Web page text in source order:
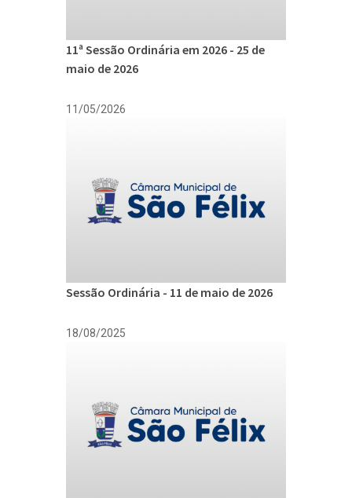
11ª Sessão Ordinária em 2026 - 25 de
maio de 2026
11/05/2026
Sessão Ordinária - 11 de maio de 2026
18/08/2025